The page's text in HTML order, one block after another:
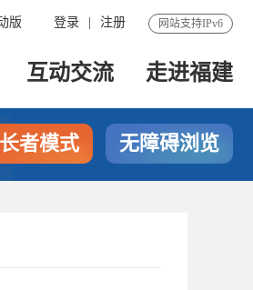
网站支持IPv6
登录 注册
版
互动交流 走进福建
长者模式 无障碍浏览